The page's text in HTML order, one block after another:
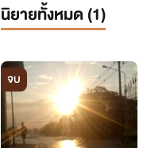
นิยายทั้งหมด (1)
จบ